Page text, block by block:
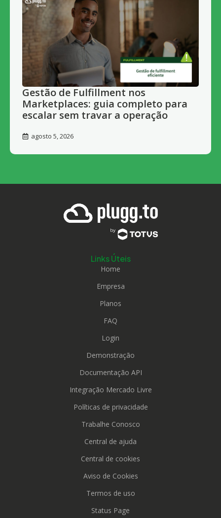
Gestão de Fulfillment nos
Marketplaces: guia completo para
escalar sem travar a operação
agosto 5, 2026
Links Úteis
Home
Empresa
Planos
FAQ
Login
Demonstração
Documentação API
Integração Mercado Livre
Políticas de privacidade
Trabalhe Conosco
Central de ajuda
Central de cookies
Aviso de Cookies
Termos de uso
Status Page